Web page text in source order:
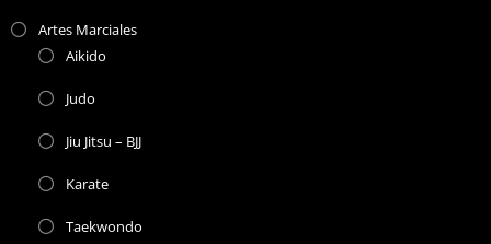
Artes Marciales
Aikido
Judo
Jiu Jitsu – BJJ
Karate
Taekwondo